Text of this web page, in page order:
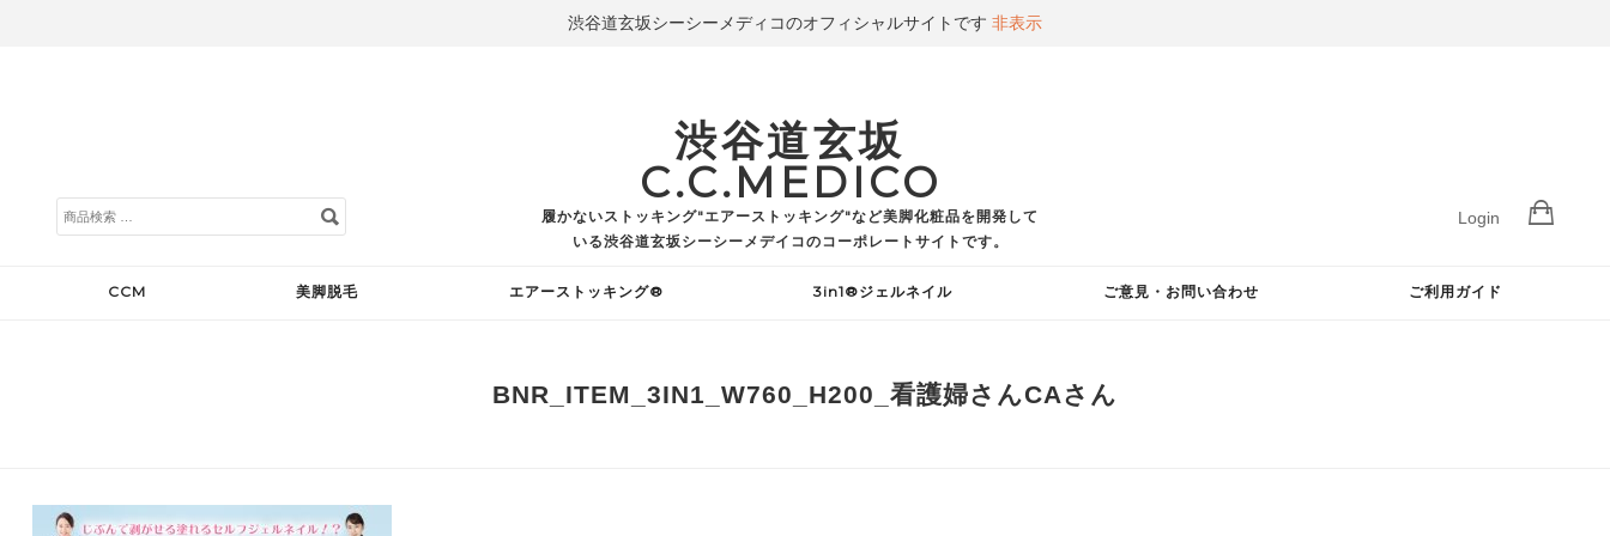
検
索
渋谷道玄坂
C.C.MEDICO
履かないストッキング"エアーストッキング"など美脚化粧品を開発して
いる渋谷道玄坂シーシーメデイコのコーポレートサイトです。
Login
CCM 美脚脱毛 エアーストッキング® 3in1®ジェルネイル ご意見・お問い合わせ ご利用ガイド
BNR_ITEM_3IN1_W760_H200_看護婦さんCAさん
渋谷道玄坂シーシーメディコのオフィシャルサイトです 非表示